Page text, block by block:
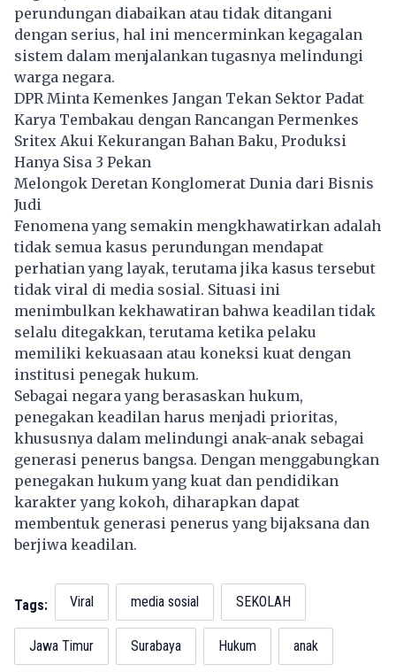
perundungan diabaikan atau tidak ditangani
dengan serius, hal ini mencerminkan kegagalan
sistem dalam menjalankan tugasnya melindungi
warga negara.
DPR Minta Kemenkes Jangan Tekan Sektor Padat
Karya Tembakau dengan Rancangan Permenkes
Sritex Akui Kekurangan Bahan Baku, Produksi
Hanya Sisa 3 Pekan
Melongok Deretan Konglomerat Dunia dari Bisnis
Judi
Fenomena yang semakin mengkhawatirkan adalah
tidak semua kasus perundungan mendapat
perhatian yang layak, terutama jika kasus tersebut
tidak viral di media sosial. Situasi ini
menimbulkan kekhawatiran bahwa keadilan tidak
selalu ditegakkan, terutama ketika pelaku
memiliki kekuasaan atau koneksi kuat dengan
institusi penegak hukum.
Sebagai negara yang berasaskan hukum,
penegakan keadilan harus menjadi prioritas,
khususnya dalam melindungi anak-anak sebagai
generasi penerus bangsa. Dengan menggabungkan
penegakan hukum yang kuat dan pendidikan
karakter yang kokoh, diharapkan dapat
membentuk generasi penerus yang bijaksana dan
berjiwa keadilan.
Tags: Viral media sosial SEKOLAH
Jawa Timur Surabaya Hukum anak